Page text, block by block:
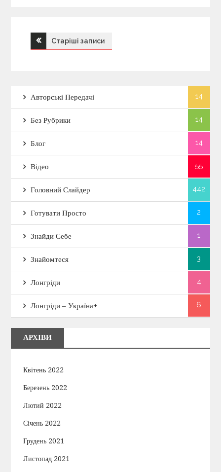
Н
в
і
г
а
ц
і
я
з
а
п
и
і
в
Старіші записи
Авторські Передачі 14
Без Рубрики 14
Блог 14
Відео 55
Головний Слайдер 442
Готувати Просто 2
Знайди Себе 1
Знайомтеся 3
Лонгріди 4
Лонгріди – Україна+ 6
АРХІВИ
Квітень 2022
Березень 2022
Лютий 2022
Січень 2022
Грудень 2021
Листопад 2021